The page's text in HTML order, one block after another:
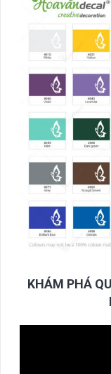
KHÁM PHÁ